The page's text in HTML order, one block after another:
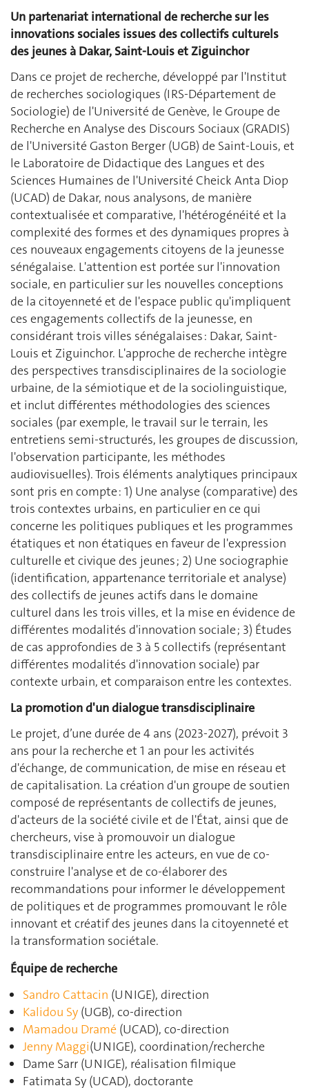
Un partenariat international de recherche sur les
innovations sociales issues des collectifs culturels
des jeunes à Dakar, Saint-Louis et Ziguinchor
Dans ce projet de recherche, développé par l'Institut
de recherches sociologiques (IRS-Département de
Sociologie) de l'Université de Genève, le Groupe de
Recherche en Analyse des Discours Sociaux (GRADIS)
de l'Université Gaston Berger (UGB) de Saint-Louis, et
le Laboratoire de Didactique des Langues et des
Sciences Humaines de l'Université Cheick Anta Diop
(UCAD) de Dakar, nous analysons, de manière
contextualisée et comparative, l'hétérogénéité et la
complexité des formes et des dynamiques propres à
ces nouveaux engagements citoyens de la jeunesse
sénégalaise. L'attention est portée sur l'innovation
sociale, en particulier sur les nouvelles conceptions
de la citoyenneté et de l'espace public qu'impliquent
ces engagements collectifs de la jeunesse, en
considérant trois villes sénégalaises : Dakar, Saint-
Louis et Ziguinchor. L'approche de recherche intègre
des perspectives transdisciplinaires de la sociologie
urbaine, de la sémiotique et de la sociolinguistique,
et inclut différentes méthodologies des sciences
sociales (par exemple, le travail sur le terrain, les
entretiens semi-structurés, les groupes de discussion,
l'observation participante, les méthodes
audiovisuelles). Trois éléments analytiques principaux
sont pris en compte : 1) Une analyse (comparative) des
trois contextes urbains, en particulier en ce qui
concerne les politiques publiques et les programmes
étatiques et non étatiques en faveur de l'expression
culturelle et civique des jeunes ; 2) Une sociographie
(identification, appartenance territoriale et analyse)
des collectifs de jeunes actifs dans le domaine
culturel dans les trois villes, et la mise en évidence de
différentes modalités d'innovation sociale ; 3) Études
de cas approfondies de 3 à 5 collectifs (représentant
différentes modalités d'innovation sociale) par
contexte urbain, et comparaison entre les contextes.
La promotion d'un dialogue transdisciplinaire
Le projet, d’une durée de 4 ans (2023-2027), prévoit 3
ans pour la recherche et 1 an pour les activités
d'échange, de communication, de mise en réseau et
de capitalisation. La création d'un groupe de soutien
composé de représentants de collectifs de jeunes,
d'acteurs de la société civile et de l'État, ainsi que de
chercheurs, vise à promouvoir un dialogue
transdisciplinaire entre les acteurs, en vue de co-
construire l'analyse et de co-élaborer des
recommandations pour informer le développement
de politiques et de programmes promouvant le rôle
innovant et créatif des jeunes dans la citoyenneté et
la transformation sociétale.
Équipe de recherche
Sandro Cattacin (UNIGE), direction
Kalidou Sy (UGB), co-direction
Mamadou Dramé (UCAD), co-direction
Jenny Maggi(UNIGE), coordination/recherche
Dame Sarr (UNIGE), réalisation filmique
Fatimata Sy (UCAD), doctorante